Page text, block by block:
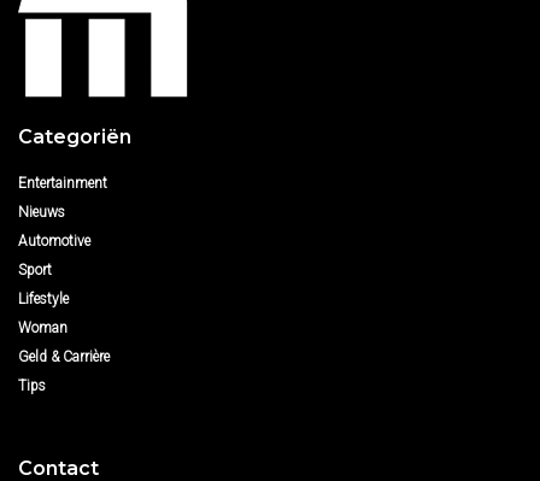
Categoriën
Entertainment
Nieuws
Automotive
Sport
Lifestyle
Woman
Geld & Carrière
Tips
Contact